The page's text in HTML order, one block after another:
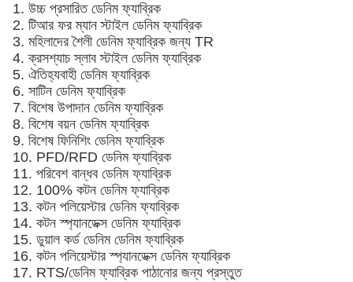
1. উচ্চ প্রসারিত ডেনিম ফ্যাব্রিক
2. টিআর ফর ম্যান স্টাইল ডেনিম ফ্যাব্রিক
3. মহিলাদের শৈলী ডেনিম ফ্যাব্রিক জন্য TR
4. ক্রসশ্যাচ স্লাব স্টাইল ডেনিম ফ্যাব্রিক
5. ঐতিহ্যবাহী ডেনিম ফ্যাব্রিক
6. সাটিন ডেনিম ফ্যাব্রিক
7. বিশেষ উপাদান ডেনিম ফ্যাব্রিক
8. বিশেষ বয়ন ডেনিম ফ্যাব্রিক
9. বিশেষ ফিনিশিং ডেনিম ফ্যাব্রিক
10. PFD/RFD ডেনিম ফ্যাব্রিক
11. পরিবেশ বান্ধব ডেনিম ফ্যাব্রিক
12. 100% কটন ডেনিম ফ্যাব্রিক
13. কটন পলিয়েস্টার ডেনিম ফ্যাব্রিক
14. কটন স্প্যানডেক্স ডেনিম ফ্যাব্রিক
15. ডুয়াল কর্ড ডেনিম ডেনিম ফ্যাব্রিক
16. কটন পলিয়েস্টার স্প্যানডেক্স ডেনিম ফ্যাব্রিক
17. RTS/ডেনিম ফ্যাব্রিক পাঠানোর জন্য প্রস্তুত